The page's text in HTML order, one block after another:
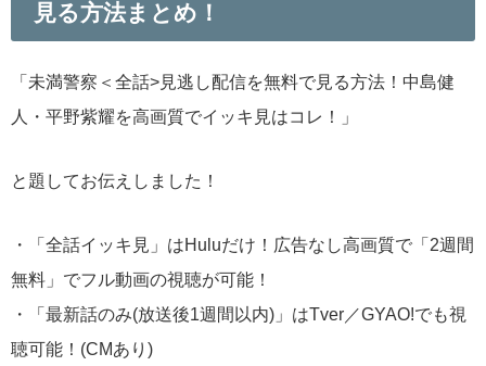
見る方法まとめ！
「未満警察＜全話>見逃し配信を無料で見る方法！中島健
人・平野紫耀を高画質でイッキ見はコレ！」
と題してお伝えしました！
・「全話イッキ見」はHuluだけ！広告なし高画質で「2週間
無料」でフル動画の視聴が可能！
・「最新話のみ(放送後1週間以内)」はTver／GYAO!でも視
聴可能！(CMあり)